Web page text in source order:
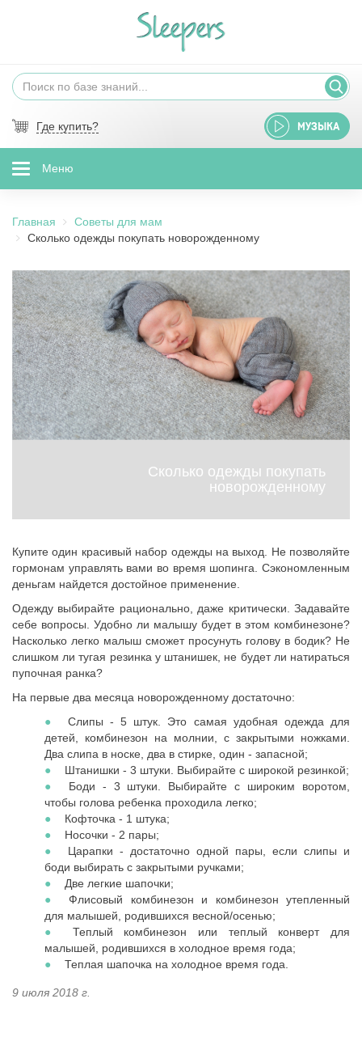
Где купить? МУЗЫКА
Меню
Главная
Советы для мам
Сколько одежды покупать новорожденному
Сколько одежды покупать
новорожденному
Купите один красивый набор одежды на выход. Не позволяйте
гормонам управлять вами во время шопинга. Сэкономленным
деньгам найдется достойное применение.
Одежду выбирайте рационально, даже критически. Задавайте
себе вопросы. Удобно ли малышу будет в этом комбинезоне?
Насколько легко малыш сможет просунуть голову в бодик? Не
слишком ли тугая резинка у штанишек, не будет ли натираться
пупочная ранка?
На первые два месяца новорожденному достаточно:
Слипы - 5 штук. Это самая удобная одежда для
детей, комбинезон на молнии, с закрытыми ножками.
Два слипа в носке, два в стирке, один - запасной;
Штанишки - 3 штуки. Выбирайте с широкой резинкой;
Боди - 3 штуки. Выбирайте с широким воротом,
чтобы голова ребенка проходила легко;
Кофточка - 1 штука;
Носочки - 2 пары;
Царапки - достаточно одной пары, если слипы и
боди выбирать с закрытыми ручками;
Две легкие шапочки;
Флисовый комбинезон и комбинезон утепленный
для малышей, родившихся весной/осенью;
Теплый комбинезон или теплый конверт для
малышей, родившихся в холодное время года;
Теплая шапочка на холодное время года.
9 июля 2018 г.